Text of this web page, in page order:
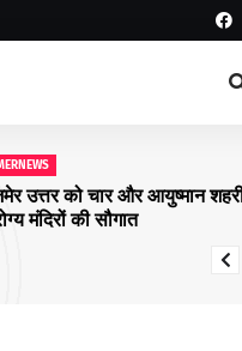
AJMERNEWS
आरयूआईडीपी के पांचवें चरण के
संवाद कार्यक्रम सम्पन्न